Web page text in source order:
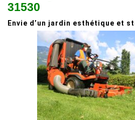
31530
Envie d’un jardin esthétique et